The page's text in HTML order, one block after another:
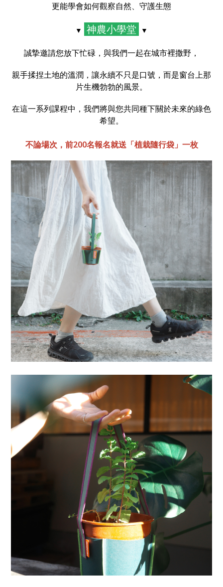
更能學會如何觀察自然、守護生態
▼ 神農小學堂 ▼
誠摯邀請您放下忙碌，與我們一起在城市裡撒野，
親手揉捏土地的溫潤，讓永續不只是口號，而是窗台上那
片生機勃勃的風景。
在這一系列課程中，我們將與您共同種下關於未來的綠色
希望。
不論場次，前200名報名就送「植栽隨行袋」一枚